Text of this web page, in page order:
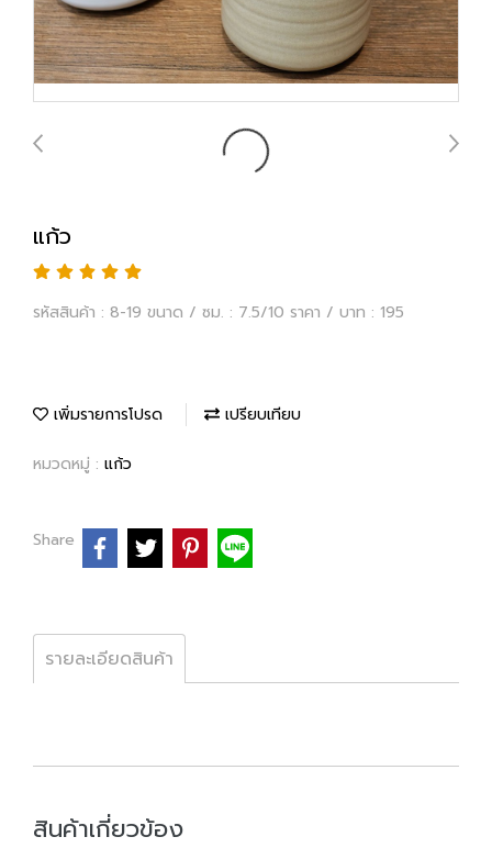
แก้ว
รหัสสินค้า : 8-19 ขนาด / ซม. : 7.5/10 ราคา / บาท : 195
เพิ่มรายการโปรด เปรียบเทียบ
หมวดหมู่ : แก้ว
Share
รายละเอียดสินค้า
สินค้าเกี่ยวข้อง